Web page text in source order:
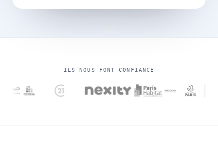
ILS NOUS FONT CONFIANCE